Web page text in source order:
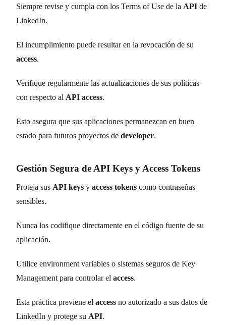
Siempre revise y cumpla con los Terms of Use de la API de
LinkedIn.
El incumplimiento puede resultar en la revocación de su
access.
Verifique regularmente las actualizaciones de sus políticas
con respecto al API access.
Esto asegura que sus aplicaciones permanezcan en buen
estado para futuros proyectos de developer.
Gestión Segura de API Keys y Access Tokens
Proteja sus API keys y access tokens como contraseñas
sensibles.
Nunca los codifique directamente en el código fuente de su
aplicación.
Utilice environment variables o sistemas seguros de Key
Management para controlar el access.
Esta práctica previene el access no autorizado a sus datos de
LinkedIn y protege su API.